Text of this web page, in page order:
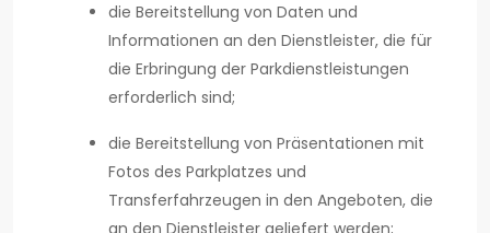
die Bereitstellung von Daten und
Informationen an den Dienstleister, die für
die Erbringung der Parkdienstleistungen
erforderlich sind;
die Bereitstellung von Präsentationen mit
Fotos des Parkplatzes und
Transferfahrzeugen in den Angeboten, die